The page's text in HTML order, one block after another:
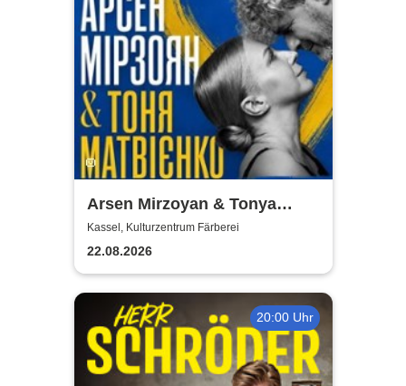
Arsen Mirzoyan & Tonya
Matvienko - Benefizkonzert
Kassel, Kulturzentrum Färberei
22.08.2026
20:00 Uhr